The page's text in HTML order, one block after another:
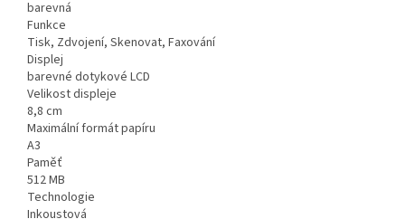
barevná
Funkce
Tisk, Zdvojení, Skenovat, Faxování
Displej
barevné dotykové LCD
Velikost displeje
8,8 cm
Maximální formát papíru
A3
Paměť
512 MB
Technologie
Inkoustová